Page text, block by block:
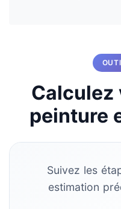
Calculez
peinture
Suivez les
estimation